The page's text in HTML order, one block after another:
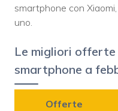
smartphone con
uno.
Le migliori offerte
smartphone a
Offerte